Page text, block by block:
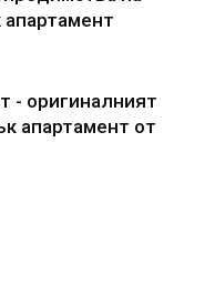
- оригиналният
апартамент от